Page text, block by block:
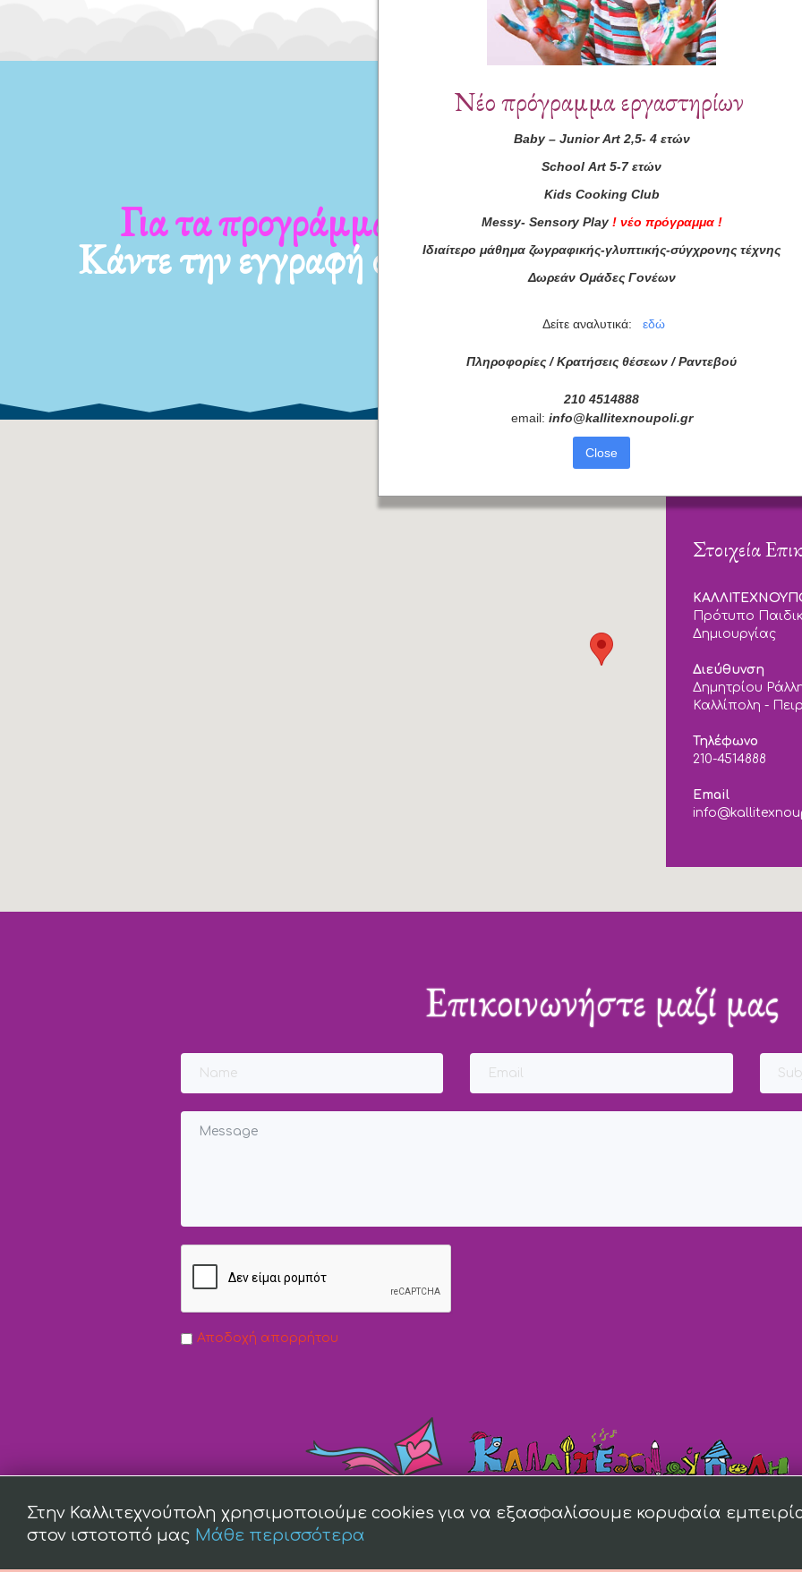
Για τα προγράμματά μας
Κάντε την εγγραφή σας τώρα! Συμφωνώ με τους
Στοιχεία
Πρότυπο
Δημιουργίας
Διεύθυνση
Δημητρίου
Καλλίπολη -
Τηλέφωνο
210-4514888
Email
Επικοινωνήστε μαζί μας
Αποδοχή απορρήτου
Νέο πρόγραμμα εργαστηρίων
Baby– Junior Art2,5- 4 ετών
School Art 5-7 ετών
Kids Cooking Club
Messy- Sensory Play ! νέο πρόγραμμα !
Ιδιαίτερο μάθημα ζωγραφικής-γλυπτικής-σύγχρονης τέχνης
Δωρεάν Ομάδες Γονέων
Δείτε αναλυτικά: εδώ
Πληροφορίες / Κρατήσεις θέσεων / Ραντεβού
210 4514888
email: info@kallitexnoupoli.gr
Close
Στην Καλλιτεχνούπολη χρησιμοποιούμε cookies για να εξασφαλίσουμε κορυφαία
στον ιστοτοπό μας Μάθε περισσότερα